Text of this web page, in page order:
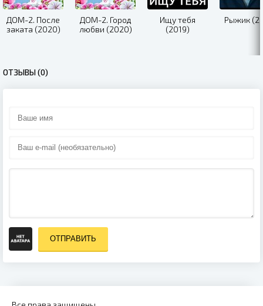
ДОМ-2. После
заката (2020)
ДОМ-2. Город
любви (2020)
Ищу тебя
(2019)
Рыжик
ОТЗЫВЫ (0)
ОТПРАВИТЬ